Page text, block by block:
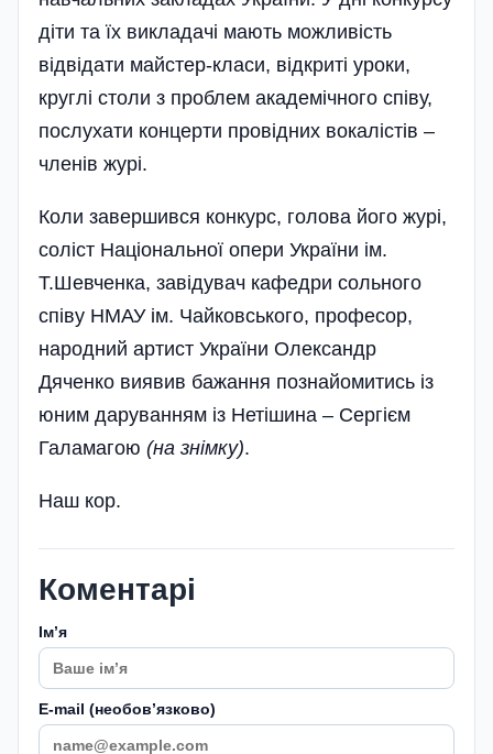
діти та їх викладачі мають можливість
відвідати майстер-класи, відкриті уроки,
круглі столи з проблем академічного співу,
послухати концерти провідних вокалістів –
членів журі.
Коли завершився конкурс, голова його журі,
соліст Національної опери України ім.
Т.Шевченка, заві­дувач кафедри сольного
співу НМАУ ім. Чайковського, професор,
народний артист України Олександр
Дяченко виявив бажання познайомитись із
юним даруванням із Нетішина – Сергієм
Галамагою (на знімку).
Наш кор.
Коментарі
Імʼя
E-mail (необовʼязково)